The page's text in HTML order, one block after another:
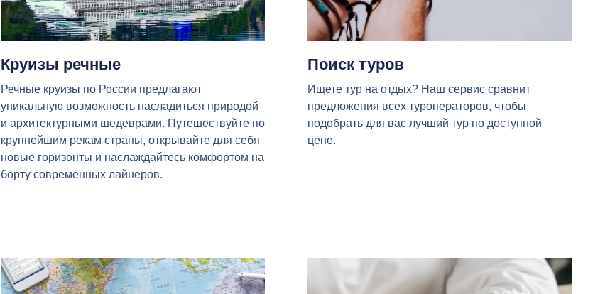
Круизы речные
Речные круизы по России предлагают
уникальную возможность насладиться природой
и архитектурными шедеврами. Путешествуйте по
крупнейшим рекам страны, открывайте для себя
новые горизонты и наслаждайтесь комфортом на
борту современных лайнеров.
Поиск туров
Ищете тур на отдых? Наш сервис сравнит
предложения всех туроператоров, чтобы
подобрать для вас лучший тур по доступной
цене.